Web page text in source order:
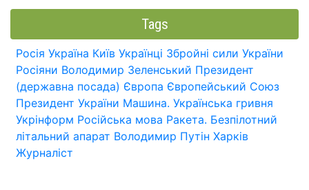
Tags
Росія Україна Київ Українці Збройні сили України
Росіяни Володимир Зеленський Президент
(державна посада) Європа Європейський Союз
Президент України Машина. Українська гривня
Укрінформ Російська мова Ракета. Безпілотний
літальний апарат Володимир Путін Харків
Журналіст